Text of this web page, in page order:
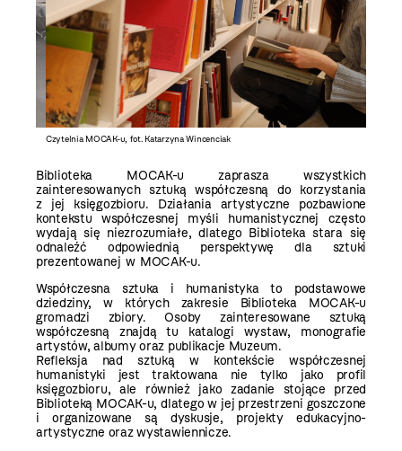
Czytelnia MOCAK-u, fot. Katarzyna Wincenciak
Biblioteka MOCAK-u zaprasza wszystkich
zainteresowanych sztuką współczesną do korzystania
z jej księgozbioru. Działania artystyczne pozbawione
kontekstu współczesnej myśli humanistycznej często
wydają się niezrozumiałe, dlatego Biblioteka stara się
odnaleźć odpowiednią perspektywę dla sztuki
prezentowanej w MOCAK-u.
Współczesna sztuka i humanistyka to podstawowe
dziedziny, w których zakresie Biblioteka MOCAK-u
gromadzi zbiory. Osoby zainteresowane sztuką
współczesną znajdą tu katalogi wystaw, monografie
artystów, albumy oraz publikacje Muzeum.
Refleksja nad sztuką w kontekście współczesnej
humanistyki jest traktowana nie tylko jako profil
księgozbioru, ale również jako zadanie stojące przed
Biblioteką MOCAK-u, dlatego w jej przestrzeni goszczone
i organizowane są dyskusje, projekty edukacyjno-
artystyczne oraz wystawiennicze.